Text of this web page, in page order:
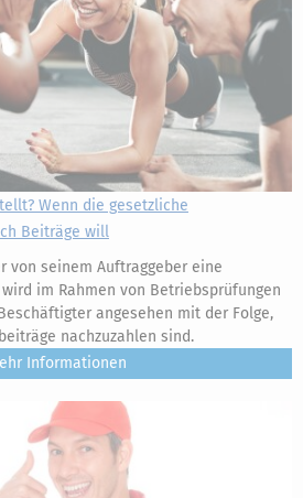
Wenn die gesetzliche
Beiträge will
von seinem Auftraggeber eine
im Rahmen von Betriebsprüfungen
angesehen mit der Folge,
nachzuzahlen sind.